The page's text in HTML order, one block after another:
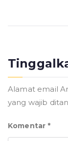
Alamat email
yang wajib
Komentar *